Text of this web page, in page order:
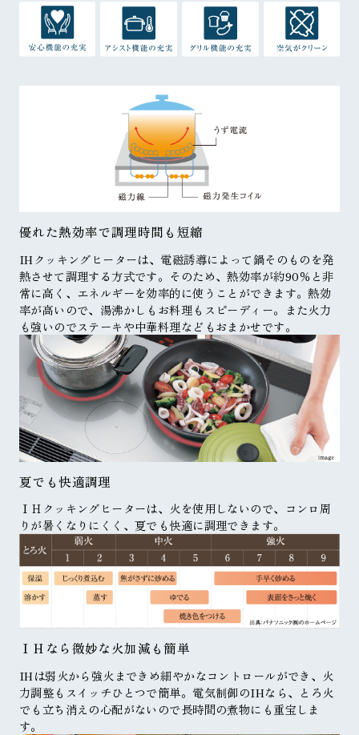
優れた熱効率で調理時間も短縮
IHクッキングヒーターは、電磁誘導によって鍋そのものを発
熱させて調理する方式です。そのため、熱効率が約90％と非
常に高く、エネルギーを効率的に使うことができます。熱効
率が高いので、湯沸かしもお料理もスピーディー。また火力
も強いのでステーキや中華料理などもおまかせです。
夏でも快適調理
ＩＨクッキングヒーターは、火を使用しないので、コンロ周
りが暑くなりにくく、夏でも快適に調理できます。
ＩＨなら微妙な火加減も簡単
IHは弱火から強火まできめ細やかなコントロールができ、火
力調整もスイッチひとつで簡単。電気制御のIHなら、とろ火
でも立ち消えの心配がないので長時間の煮物にも重宝しま
す。